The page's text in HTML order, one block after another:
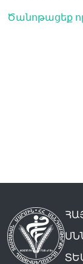
Ծանոթացեք